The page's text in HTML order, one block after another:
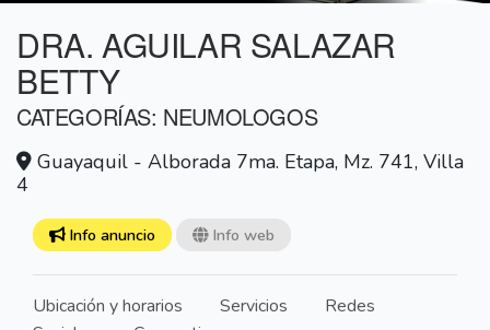
DRA. AGUILAR SALAZAR
BETTY
CATEGORÍAS: NEUMOLOGOS
Guayaquil - Alborada 7ma. Etapa, Mz. 741, Villa
4
Info anuncio Info web
Ubicación y horarios Servicios
Redes